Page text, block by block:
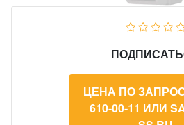
ЦЕНА ПО
610-00-11 ИЛИ